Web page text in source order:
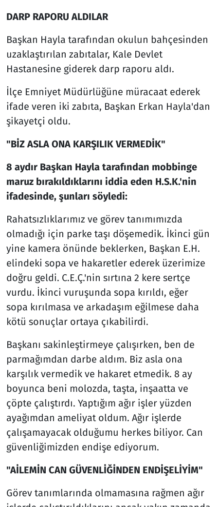
DARP RAPORU ALDILAR
Başkan Hayla tarafından okulun bahçesinden
uzaklaştırılan zabıtalar, Kale Devlet
Hastanesine giderek darp raporu aldı.
İlçe Emniyet Müdürlüğüne müracaat ederek
ifade veren iki zabıta, Başkan Erkan Hayla'dan
şikayetçi oldu.
"BİZ ASLA ONA KARŞILIK VERMEDİK"
8 aydır Başkan Hayla tarafından mobbinge
maruz bırakıldıklarını iddia eden H.S.K.'nin
ifadesinde, şunları söyledi:
Rahatsızlıklarımız ve görev tanımımızda
olmadığı için parke taşı döşemedik. İkinci gün
yine kamera önünde beklerken, Başkan E.H.
elindeki sopa ve hakaretler ederek üzerimize
doğru geldi. C.E.Ç.'nin sırtına 2 kere sertçe
vurdu. İkinci vuruşunda sopa kırıldı, eğer
sopa kırılmasa ve arkadaşım eğilmese daha
kötü sonuçlar ortaya çıkabilirdi.
Başkanı sakinleştirmeye çalışırken, ben de
parmağımdan darbe aldım. Biz asla ona
karşılık vermedik ve hakaret etmedik. 8 ay
boyunca beni molozda, taşta, inşaatta ve
çöpte çalıştırdı. Yaptığım ağır işler yüzden
ayağımdan ameliyat oldum. Ağır işlerde
çalışamayacak olduğumu herkes biliyor. Can
güvenliğimizden endişe ediyorum.
"AİLEMİN CAN GÜVENLİĞİNDEN ENDİŞELİYİM"
Görev tanımlarında olmamasına rağmen ağır